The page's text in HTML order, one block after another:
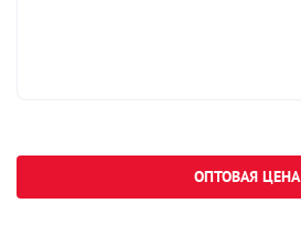
ОПТОВАЯ ЦЕНА